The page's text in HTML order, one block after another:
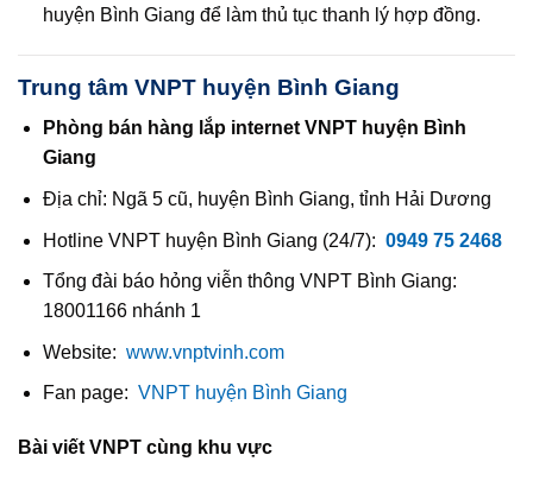
huyện Bình Giang để làm thủ tục thanh lý hợp đồng.
Trung tâm VNPT huyện Bình Giang
Phòng bán hàng lắp internet VNPT huyện Bình
Giang
Địa chỉ: Ngã 5 cũ, huyện Bình Giang, tỉnh Hải Dương
Hotline VNPT huyện Bình Giang (24/7): 0949 75 2468
Tổng đài báo hỏng viễn thông VNPT Bình Giang:
18001166 nhánh 1
Website: www.vnptvinh.com
Fan page: VNPT huyện Bình Giang
Bài viết VNPT cùng khu vực